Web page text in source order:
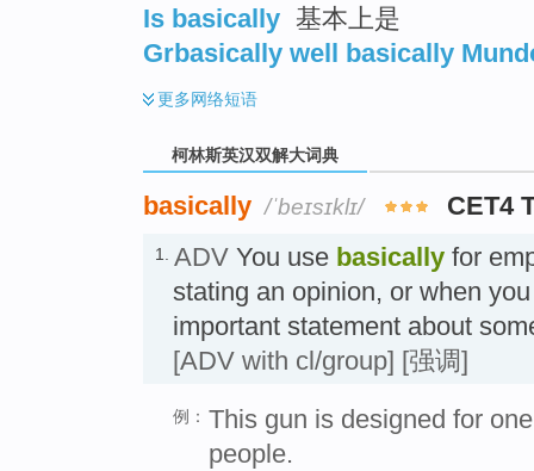
Is basically 基本上是
Grbasically well basically
更多网络短语
柯林斯英汉双解大词典
basically /ˈbeɪsɪklɪ/ CET4
1. ADV You use basically for
stating an opinion, or when
important statement about
[ADV with cl/group] [强调]
例： This gun is designed for
people.